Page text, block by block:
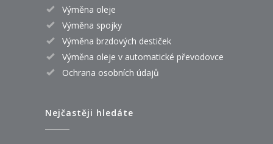
Výměna oleje
Výměna spojky
Výměna brzdových destiček
Výměna oleje v automatické převodovce
Ochrana osobních údajů
Nejčastěji hledáte